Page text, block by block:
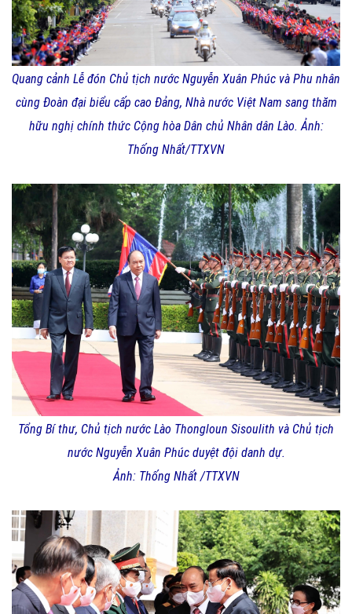
Quang cảnh Lễ đón Chủ tịch nước Nguyễn Xuân Phúc và Phu nhân
cùng Đoàn đại biểu cấp cao Đảng, Nhà nước Việt Nam sang thăm
hữu nghị chính thức Cộng hòa Dân chủ Nhân dân Lào. Ảnh:
Thống Nhất/TTXVN
Tổng Bí thư, Chủ tịch nước Lào Thongloun Sisoulith và Chủ tịch
nước Nguyễn Xuân Phúc duyệt đội danh dự.
Ảnh: Thống Nhất /TTXVN